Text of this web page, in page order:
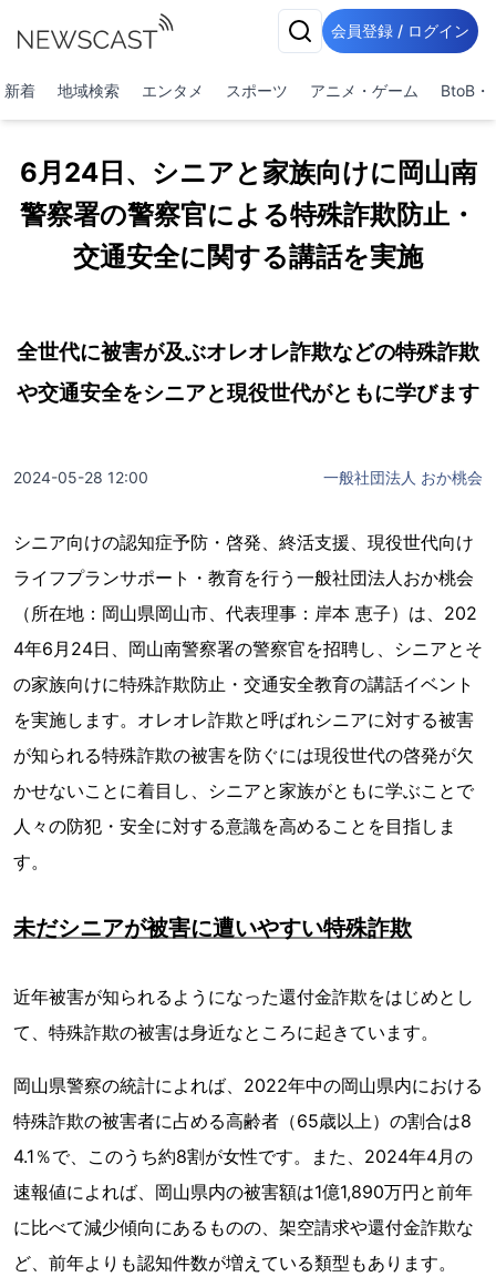
会員登録 / ログイン
新着 地域検索 エンタメ スポーツ アニメ・ゲーム BtoB・
6月24日、シニアと家族向けに岡山南
警察署の警察官による特殊詐欺防止・
交通安全に関する講話を実施
全世代に被害が及ぶオレオレ詐欺などの特殊詐欺
や交通安全をシニアと現役世代がともに学びます
2024-05-28 12:00 一般社団法人 おか桃会
シニア向けの認知症予防・啓発、終活支援、現役世代向け
ライフプランサポート・教育を行う一般社団法人おか桃会
（所在地：岡山県岡山市、代表理事：岸本 恵子）は、202
4年6月24日、岡山南警察署の警察官を招聘し、シニアとそ
の家族向けに特殊詐欺防止・交通安全教育の講話イベント
を実施します。オレオレ詐欺と呼ばれシニアに対する被害
が知られる特殊詐欺の被害を防ぐには現役世代の啓発が欠
かせないことに着目し、シニアと家族がともに学ぶことで
人々の防犯・安全に対する意識を高めることを目指しま
す。
未だシニアが被害に遭いやすい特殊詐欺
近年被害が知られるようになった還付金詐欺をはじめとし
て、特殊詐欺の被害は身近なところに起きています。
岡山県警察の統計によれば、2022年中の岡山県内における
特殊詐欺の被害者に占める高齢者（65歳以上）の割合は8
4.1％で、このうち約8割が女性です。また、2024年4月の
速報値によれば、岡山県内の被害額は1億1,890万円と前年
に比べて減少傾向にあるものの、架空請求や還付金詐欺な
ど、前年よりも認知件数が増えている類型もあります。